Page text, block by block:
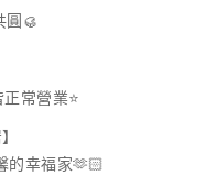
圓🥮
常營業⭐️
的幸福家🫶🏻